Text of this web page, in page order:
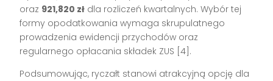
oraz 921,820 zł dla rozliczeń kwartalnych. Wybór tej
formy opodatkowania wymaga skrupulatnego
prowadzenia ewidencji przychodów oraz
regularnego opłacania składek ZUS [4].
Podsumowując, ryczałt stanowi atrakcyjną opcję dla